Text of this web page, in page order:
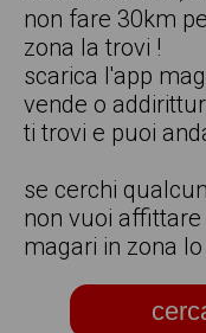
non fare 30km
zona la trovi !
scarica l'app
vende o
ti trovi e puoi
se cerchi
non vuoi
magari in zona lo